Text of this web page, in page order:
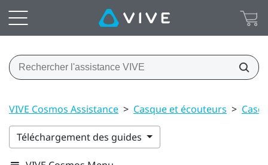
VIVE Cosmos Assistance > Casque et écouteurs >
Téléchargement des guides